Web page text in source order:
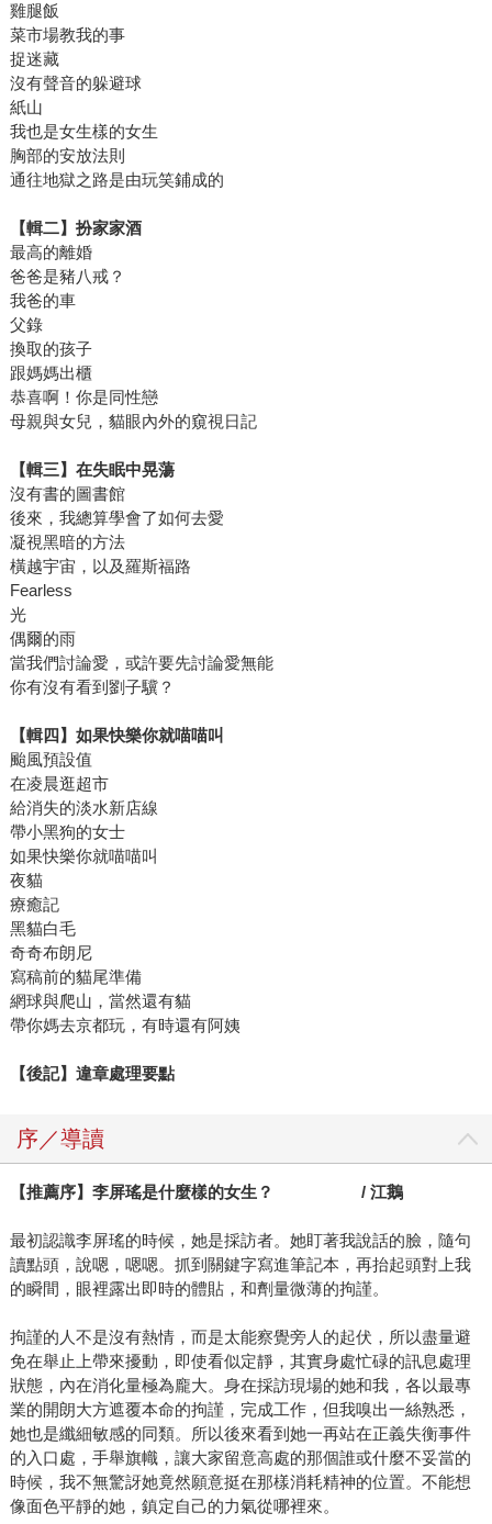
雞腿飯
菜市場教我的事
捉迷藏
沒有聲音的躲避球
紙山
我也是女生樣的女生
胸部的安放法則
通往地獄之路是由玩笑鋪成的
【輯二】扮家家酒
最高的離婚
爸爸是豬八戒？
我爸的車
父錄
換取的孩子
跟媽媽出櫃
恭喜啊！你是同性戀
母親與女兒，貓眼內外的窺視日記
【輯三】在失眠中晃蕩
沒有書的圖書館
後來，我總算學會了如何去愛
凝視黑暗的方法
橫越宇宙，以及羅斯福路
Fearless
光
偶爾的雨
當我們討論愛，或許要先討論愛無能
你有沒有看到劉子驥？
【輯四】如果快樂你就喵喵叫
颱風預設值
在凌晨逛超市
給消失的淡水新店線
帶小黑狗的女士
如果快樂你就喵喵叫
夜貓
療癒記
黑貓白毛
奇奇布朗尼
寫稿前的貓尾準備
網球與爬山，當然還有貓
帶你媽去京都玩，有時還有阿姨
【後記】違章處理要點
序／導讀
【推薦序】李屏瑤是什麼樣的女生？ / 江鵝
最初認識李屏瑤的時候，她是採訪者。她盯著我說話的臉，隨句
讀點頭，說嗯，嗯嗯。抓到關鍵字寫進筆記本，再抬起頭對上我
的瞬間，眼裡露出即時的體貼，和劑量微薄的拘謹。
拘謹的人不是沒有熱情，而是太能察覺旁人的起伏，所以盡量避
免在舉止上帶來擾動，即使看似定靜，其實身處忙碌的訊息處理
狀態，內在消化量極為龐大。身在採訪現場的她和我，各以最專
業的開朗大方遮覆本命的拘謹，完成工作，但我嗅出一絲熟悉，
她也是纖細敏感的同類。所以後來看到她一再站在正義失衡事件
的入口處，手舉旗幟，讓大家留意高處的那個誰或什麼不妥當的
時候，我不無驚訝她竟然願意挺在那樣消耗精神的位置。不能想
像面色平靜的她，鎮定自己的力氣從哪裡來。